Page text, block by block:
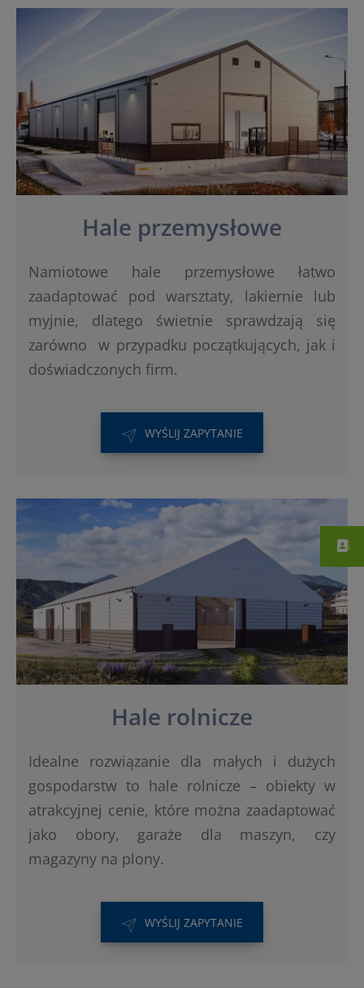
Hale przemysłowe
Namiotowe hale przemysłowe łatwo
zaadaptować pod warsztaty, lakiernie lub
myjnie, dlatego świetnie sprawdzają się
zarówno w przypadku początkujących, jak i
doświadczonych firm.
WYŚLIJ ZAPYTANIE
Hale rolnicze
Idealne rozwiązanie dla małych i dużych
gospodarstw to hale rolnicze – obiekty w
atrakcyjnej cenie, które można zaadaptować
jako obory, garaże dla maszyn, czy
magazyny na plony.
WYŚLIJ ZAPYTANIE